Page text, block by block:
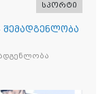
სპორტი
შემადგენლობა